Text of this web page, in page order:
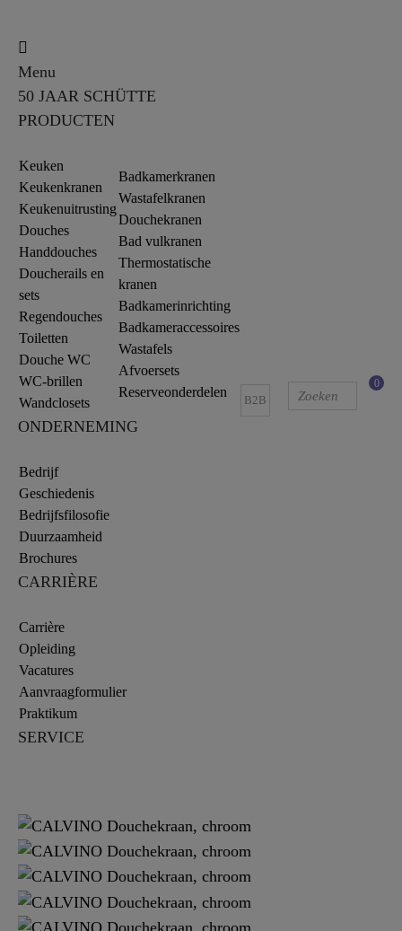
Menu
50 JAAR SCHÜTTE
PRODUCTEN
Keuken
Keukenkranen
Keukenuitrusting
Douches
Handdouches
Doucherails en
sets
Regendouches
Toiletten
Douche WC
WC-brillen
Wandclosets
Badkamerkranen
Wastafelkranen
Douchekranen
Bad vulkranen
Thermostatische
kranen
Badkamerinrichting
Badkameraccessoires
Wastafels
Afvoersets
Reserveonderdelen
ONDERNEMING
Bedrijf
Geschiedenis
Bedrijfsfilosofie
Duurzaamheid
Brochures
CARRIÈRE
Carrière
Opleiding
Vacatures
Aanvraagformulier
Praktikum
SERVICE
B2B
0